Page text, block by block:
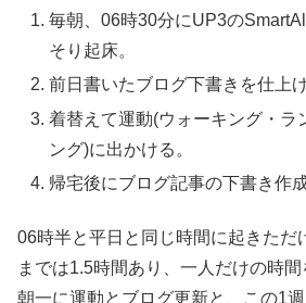
毎朝、06時30分にUP3の
そり起床。
前日書いたブログ下書きを仕上
着替えて運動(ウォーキング・ラ
ング)に出かける。
帰宅後にブログ記事の下書き作成
06時半と平日と同じ時間に起きただ
までは1.5時間あり、一人だけの時間
朝一に運動とブログ更新と、この1